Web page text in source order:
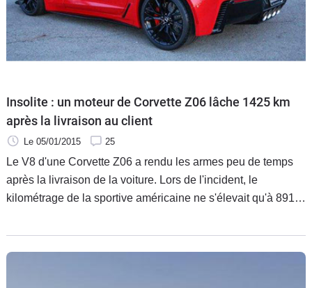
Insolite : un moteur de Corvette Z06 lâche 1425 km
après la livraison au client
Le 05/01/2015 25
Le V8 d'une Corvette Z06 a rendu les armes peu de temps
après la livraison de la voiture. Lors de l'incident, le
kilométrage de la sportive américaine ne s'élevait qu'à 891